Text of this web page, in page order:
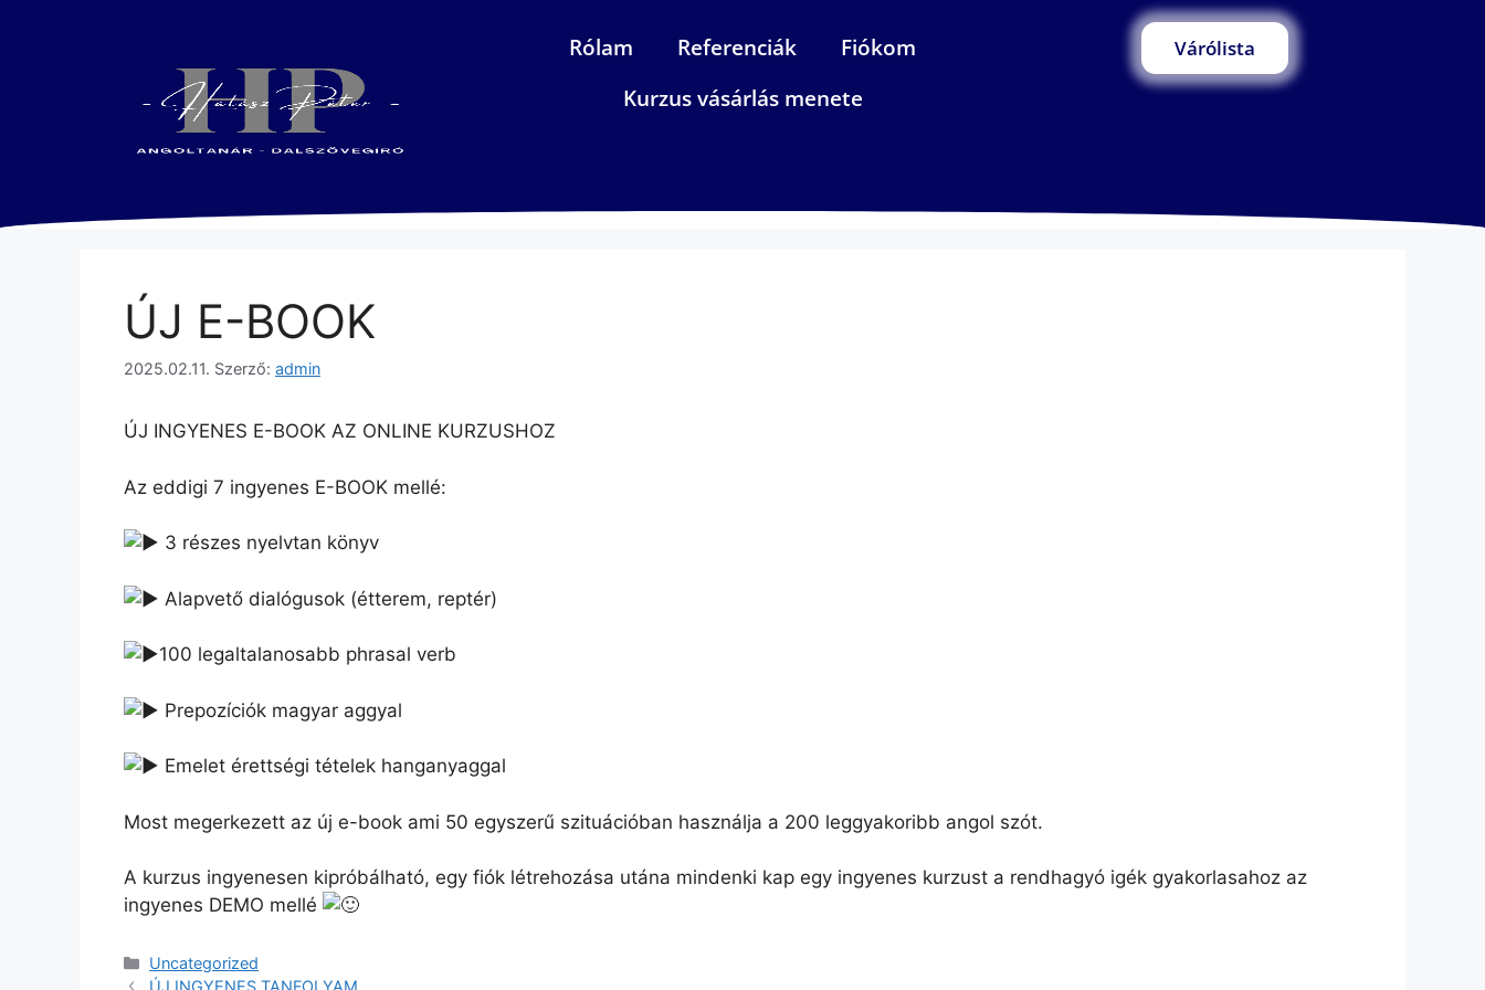
Rólam Referenciák
Fiókom
Kurzus vásárlás menete
Várólista
ÚJ E-BOOK
2025.02.11. Szerző: admin
ÚJ INGYENES E-BOOK AZ ONLINE KURZUSHOZ
Az eddigi 7 ingyenes E-BOOK mellé:
3 részes nyelvtan könyv
Alapvető dialógusok (étterem, reptér)
100 legaltalanosabb phrasal verb
Prepozíciók magyar aggyal
Emelet érettségi tételek hanganyaggal
Most megerkezett az új e-book ami 50 egyszerű szituációban használja a 200 leggyakoribb angol szót.
A kurzus ingyenesen kipróbálható, egy fiók létrehozása utána mindenki kap egy ingyenes kurzust a rendhagyó igék gyakorlasahoz az
ingyenes DEMO mellé
Uncategorized